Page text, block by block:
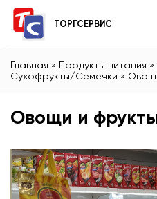
ТОРГСЕРВИС
Главная » Продукты питания »
Сухофрукты/Семечки »
Овощи и